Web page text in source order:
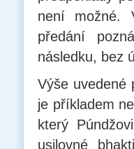
není možné.
předání
následku, bez
Výše
je příkladem
který
usilovné